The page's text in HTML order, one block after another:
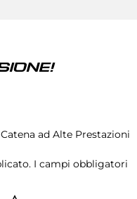
ad Alte Prestazioni
I campi obbligatori